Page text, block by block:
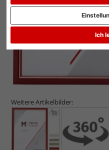
Ich
Weitere Artikelbilder: